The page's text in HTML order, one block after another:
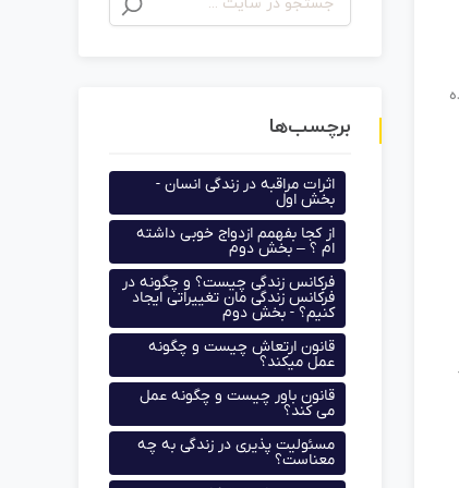
برچسب‌ها
اثرات مراقبه در زندگی انسان -
بخش اول
از کجا بفهمم ازدواج خوبی داشته
ام ؟ – بخش دوم
فرکانس زندگی چیست؟ و چگونه در
فرکانس زندگی مان تغییراتی ایجاد
کنیم؟ - بخش دوم
قانون ارتعاش چیست و چگونه
عمل میکند؟
قانون باور چیست و چگونه عمل
می کند؟
مسئولیت پذیری در زندگی به چه
معناست؟